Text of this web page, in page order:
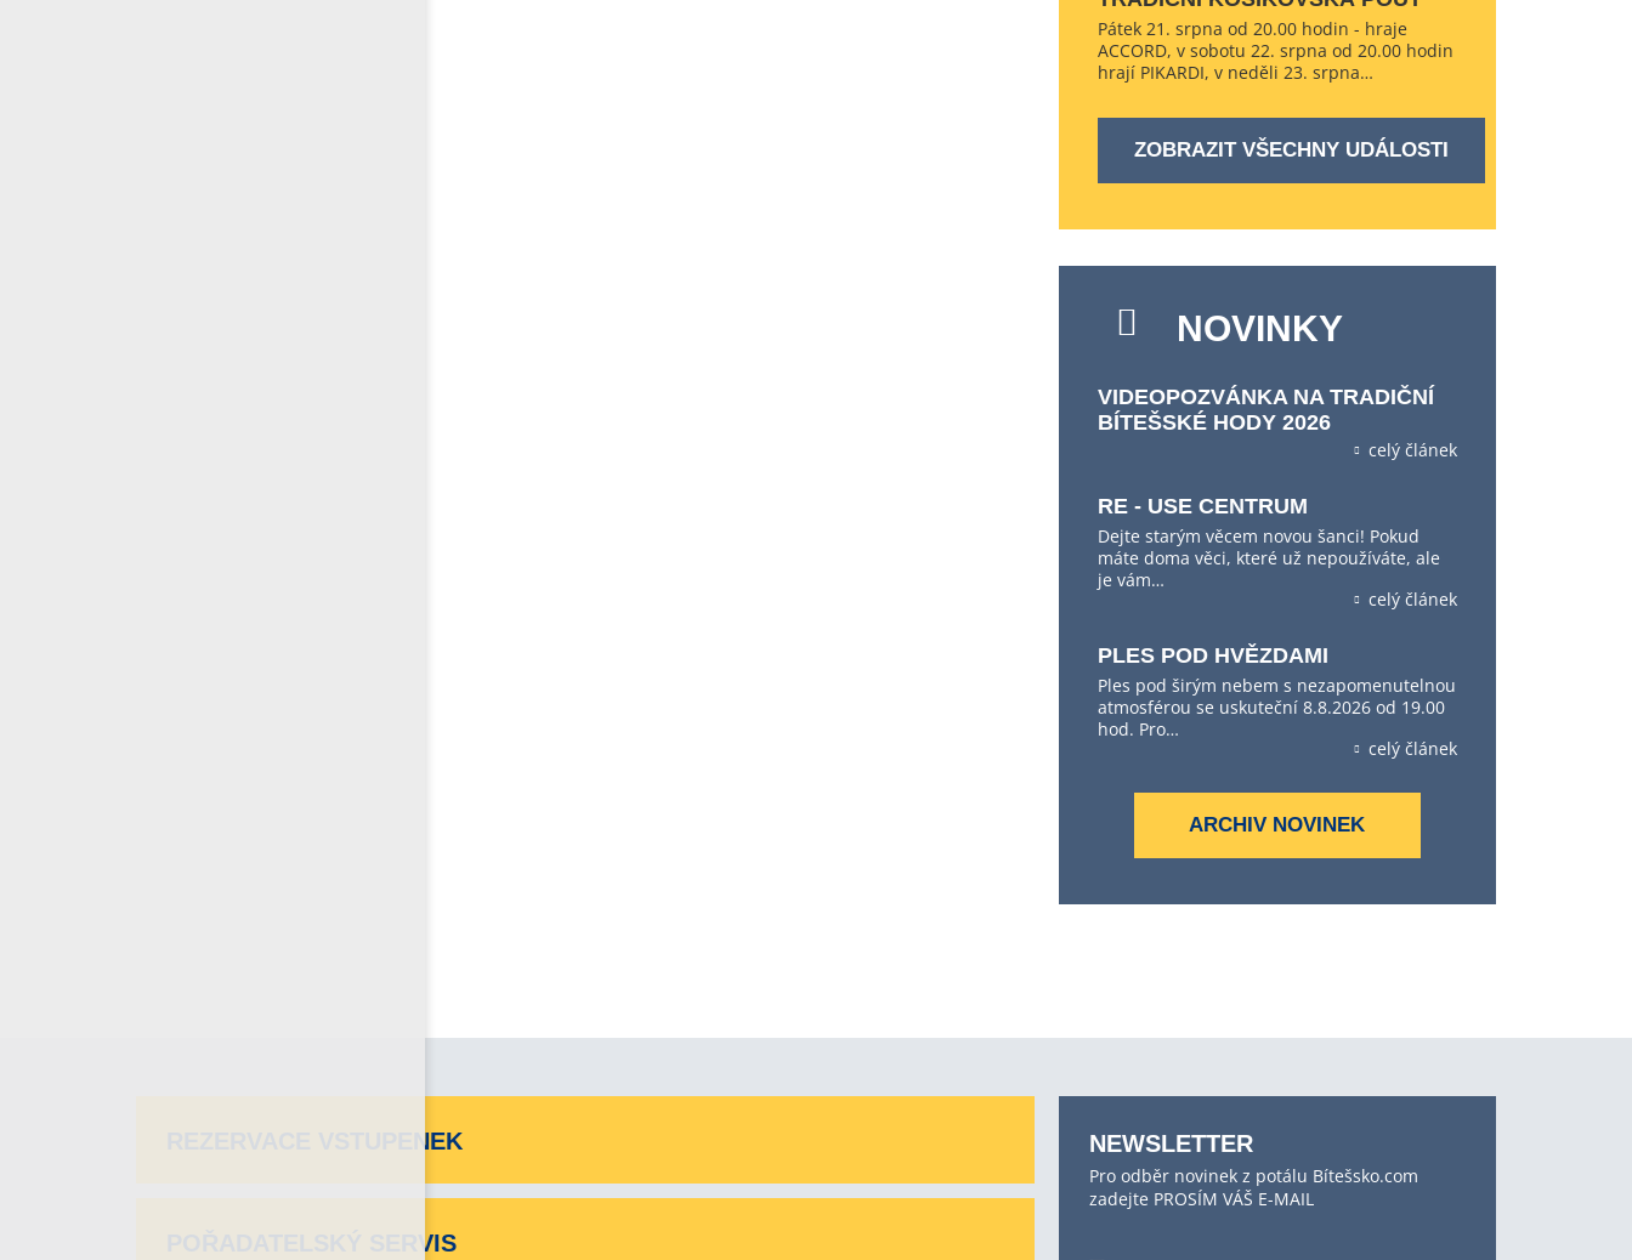
Pátek 21. srpna od 20.00 hodin - hraje
ACCORD, v sobotu 22. srpna od 20.00 hodin
hrají PIKARDI, v neděli 23. srpna…
ZOBRAZIT VŠECHNY UDÁLOSTI
NOVINKY
VIDEOPOZVÁNKA NA TRADIČNÍ
BÍTEŠSKÉ HODY 2026
celý článek
RE - USE CENTRUM
Dejte starým věcem novou šanci! Pokud
máte doma věci, které už nepoužíváte, ale
je vám…
celý článek
PLES POD HVĚZDAMI
Ples pod širým nebem s nezapomenutelnou
atmosférou se uskuteční 8.8.2026 od 19.00
hod. Pro…
celý článek
ARCHIV NOVINEK
REZERVACE VSTUPENEK
POŘADATELSKÝ SERVIS
NEWSLETTER
Pro odběr novinek z potálu Bítešsko.com
zadejte PROSÍM VÁŠ E-MAIL